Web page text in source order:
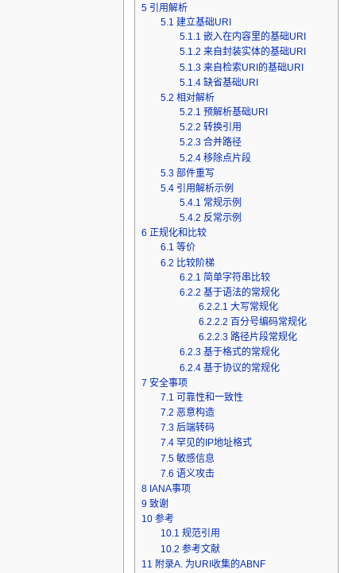
5 引用解析
5.1 建立基础URI
5.1.1 嵌入在内容里的基础URI
5.1.2 来自封装实体的基础URI
5.1.3 来自检索URI的基础URI
5.1.4 缺省基础URI
5.2 相对解析
5.2.1 预解析基础URI
5.2.2 转换引用
5.2.3 合并路径
5.2.4 移除点片段
5.3 部件重写
5.4 引用解析示例
5.4.1 常规示例
5.4.2 反常示例
6 正规化和比较
6.1 等价
6.2 比较阶梯
6.2.1 简单字符串比较
6.2.2 基于语法的常规化
6.2.2.1 大写常规化
6.2.2.2 百分号编码常规化
6.2.2.3 路径片段常规化
6.2.3 基于格式的常规化
6.2.4 基于协议的常规化
7 安全事项
7.1 可靠性和一致性
7.2 恶意构造
7.3 后端转码
7.4 罕见的IP地址格式
7.5 敏感信息
7.6 语义攻击
8 IANA事项
9 致谢
10 参考
10.1 规范引用
10.2 参考文献
11 附录A. 为URI收集的ABNF